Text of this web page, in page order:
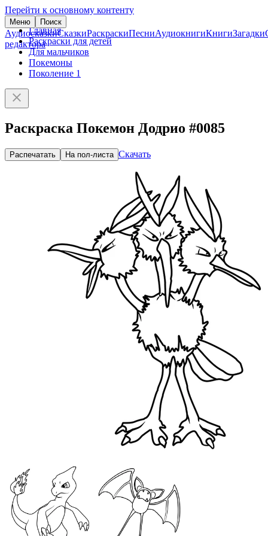
Перейти к основному контенту
Меню Поиск
АудиосказкиСказкиРаскраскиПесниАудиокнигиКнигиЗагадки
редактора
Главная
Раскраски для детей
Для мальчиков
Покемоны
Поколение 1
Раскраска Покемон Додрио #0085
Распечатать На пол-листа Скачать